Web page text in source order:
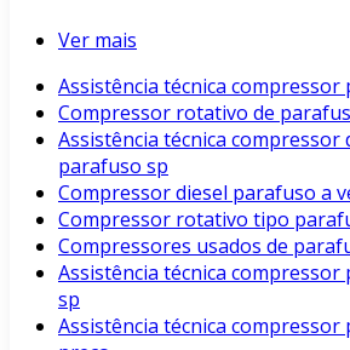
Ver mais
Assistência técnica compressor
Compressor rotativo de
Assistência técnica compressor
parafuso sp
Compressor diesel parafuso a
Compressor rotativo tipo
Compressores usados de
Assistência técnica compressor
sp
Assistência técnica compressor